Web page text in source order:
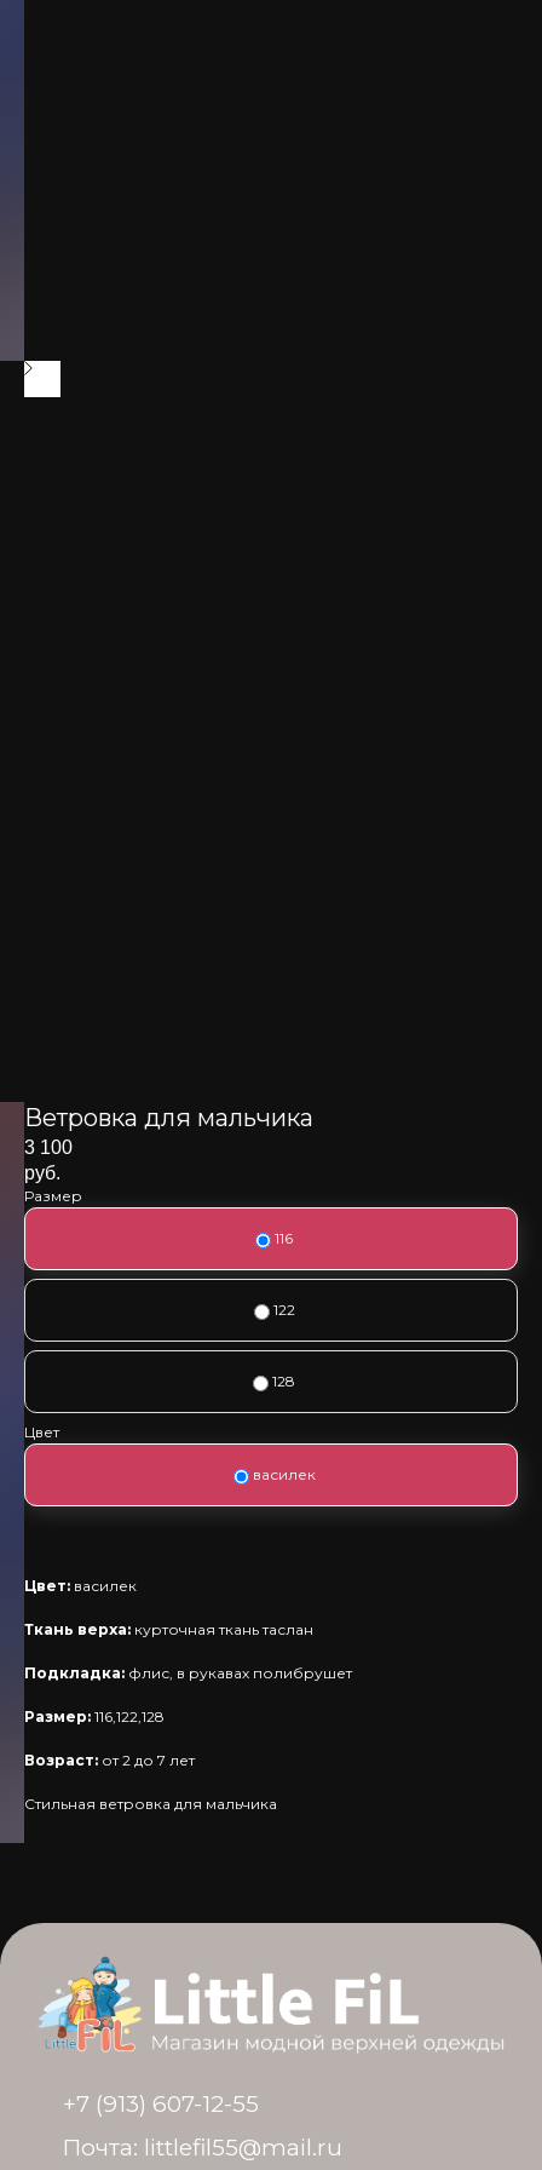
Ветровка для мальчика
3 100
руб.
Размер
116
122
128
Цвет
василек
Цвет: василек
Ткань верха: курточная ткань таслан
Подкладка: флис, в рукавах полибрушет
Размер: 116,122,128
Возраст: от 2 до 7 лет
Стильная ветровка для мальчика
Разработка сайта: @krisbulychyova
ИП Яворская Т. А.
ОГРНИП 321554300059311